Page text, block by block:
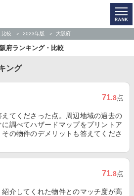
比較 2023年版 大阪府
府ランキング・比較
ング
71.8点
てくださった点。周辺地域の過去の
調べてハザードマップをプリントア
の物件のデメリットも答えてくださ
71.8点
介してくれた物件とのマッチ度が高